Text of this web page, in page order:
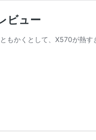
ビュー
もかくとして、X570が熱